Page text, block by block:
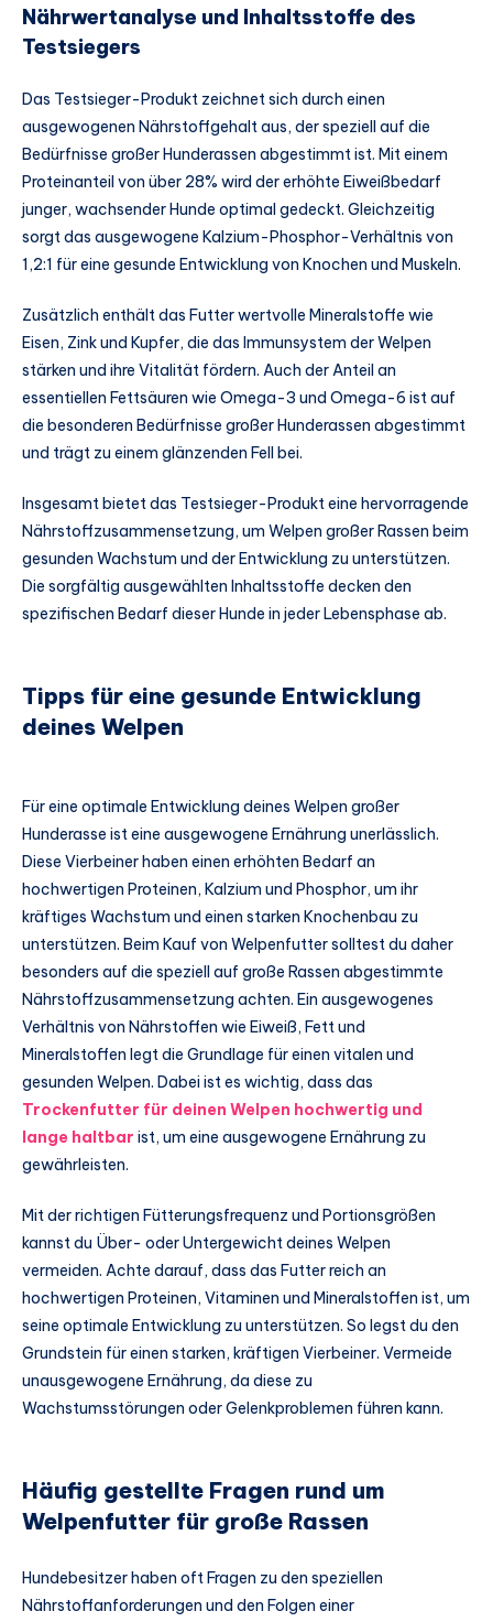
Nährwertanalyse und Inhaltsstoffe des
Testsiegers
Das Testsieger-Produkt zeichnet sich durch einen
ausgewogenen Nährstoffgehalt aus, der speziell auf die
Bedürfnisse großer Hunderassen abgestimmt ist. Mit einem
Proteinanteil von über 28% wird der erhöhte Eiweißbedarf
junger, wachsender Hunde optimal gedeckt. Gleichzeitig
sorgt das ausgewogene Kalzium-Phosphor-Verhältnis von
1,2:1 für eine gesunde Entwicklung von Knochen und Muskeln.
Zusätzlich enthält das Futter wertvolle Mineralstoffe wie
Eisen, Zink und Kupfer, die das Immunsystem der Welpen
stärken und ihre Vitalität fördern. Auch der Anteil an
essentiellen Fettsäuren wie Omega-3 und Omega-6 ist auf
die besonderen Bedürfnisse großer Hunderassen abgestimmt
und trägt zu einem glänzenden Fell bei.
Insgesamt bietet das Testsieger-Produkt eine hervorragende
Nährstoffzusammensetzung, um Welpen großer Rassen beim
gesunden Wachstum und der Entwicklung zu unterstützen.
Die sorgfältig ausgewählten Inhaltsstoffe decken den
spezifischen Bedarf dieser Hunde in jeder Lebensphase ab.
Tipps für eine gesunde Entwicklung
deines Welpen
Für eine optimale Entwicklung deines Welpen großer
Hunderasse ist eine ausgewogene Ernährung unerlässlich.
Diese Vierbeiner haben einen erhöhten Bedarf an
hochwertigen Proteinen, Kalzium und Phosphor, um ihr
kräftiges Wachstum und einen starken Knochenbau zu
unterstützen. Beim Kauf von Welpenfutter solltest du daher
besonders auf die speziell auf große Rassen abgestimmte
Nährstoffzusammensetzung achten. Ein ausgewogenes
Verhältnis von Nährstoffen wie Eiweiß, Fett und
Mineralstoffen legt die Grundlage für einen vitalen und
gesunden Welpen. Dabei ist es wichtig, dass das
Trockenfutter für deinen Welpen hochwertig und
lange haltbar ist, um eine ausgewogene Ernährung zu
gewährleisten.
Mit der richtigen Fütterungsfrequenz und Portionsgrößen
kannst du Über- oder Untergewicht deines Welpen
vermeiden. Achte darauf, dass das Futter reich an
hochwertigen Proteinen, Vitaminen und Mineralstoffen ist, um
seine optimale Entwicklung zu unterstützen. So legst du den
Grundstein für einen starken, kräftigen Vierbeiner. Vermeide
unausgewogene Ernährung, da diese zu
Wachstumsstörungen oder Gelenkproblemen führen kann.
Häufig gestellte Fragen rund um
Welpenfutter für große Rassen
Hundebesitzer haben oft Fragen zu den speziellen
Nährstoffanforderungen und den Folgen einer